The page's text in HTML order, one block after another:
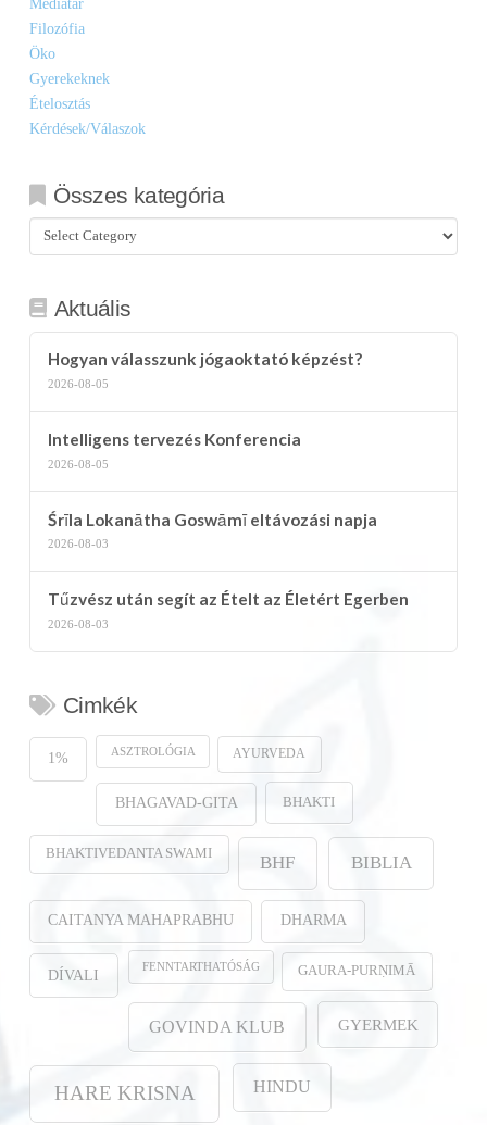
Médiatár
Filozófia
Öko
Gyerekeknek
Ételosztás
Kérdések/Válaszok
Összes kategória
Összes
kategória
Aktuális
Hogyan válasszunk jógaoktató képzést?
2026-08-05
Intelligens tervezés Konferencia
2026-08-05
Śrīla Lokanātha Goswāmī eltávozási napja
2026-08-03
Tűzvész után segít az Ételt az Életért Egerben
2026-08-03
Cimkék
1% ASZTROLÓGIA AYURVEDA
BHAGAVAD-GITA BHAKTI
BHAKTIVEDANTA SWAMI BHF BIBLIA
CAITANYA MAHAPRABHU DHARMA
DÍVALI FENNTARTHATÓSÁG GAURA-PURṆIMĀ
GOVINDA KLUB GYERMEK
HARE KRISNA HINDU